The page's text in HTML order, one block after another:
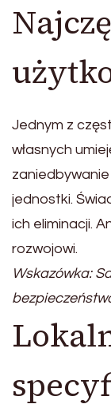
Jednym z
własnych
jednostki.
ich eliminacji.
rozwojowi.
Wskazówka: